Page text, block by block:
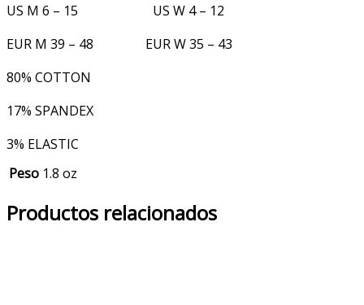
US M 6 – 15 US W 4 – 12
EUR M 39 – 48 EUR W 35 – 43
80% COTTON
17% SPANDEX
3% ELASTIC
Peso 1.8 oz
Productos relacionados